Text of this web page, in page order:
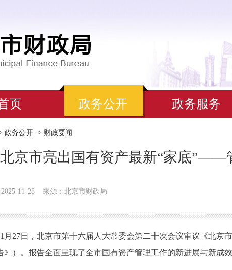
页 政务公开 政务服务
政务公开 -> 财政要闻
北京市亮出国有资产最新“家底”——
11-28 来源：北京市财政局
月27日，北京市第十六届人大常委会第二十次会议审议《北京
》）。报告全面呈现了全市国有资产管理工作的新进展与新成效